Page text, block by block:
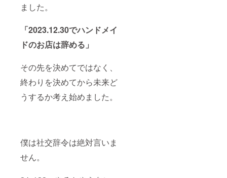
ました。
「2023.12.30でハンドメイ
ドのお店は辞める」
その先を決めてではなく、
終わりを決めてから未来ど
うするか考え始めました。
僕は社交辞令は絶対言いま
せん。